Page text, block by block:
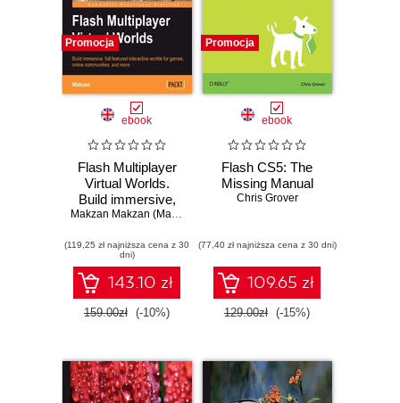
Promocja
ebook
Flash Multiplayer
Virtual Worlds.
Build immersive,
full-featured
for games, online
communities, and
more
Makzan Makzan (Mak Seng Hin)
(119,25 zł najniższa cena z 30
dni)
143.10 zł
159.00zł (-10%)
Promocja
ebook
Flash CS5: The
Missing Manual
Chris Grover
(77,40 zł najniższa cena z 30 dni)
109.65 zł
129.00zł (-15%)